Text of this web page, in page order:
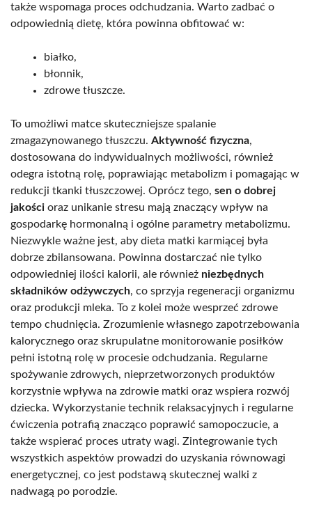
także wspomaga proces odchudzania. Warto zadbać o
odpowiednią dietę, która powinna obfitować w:
białko,
błonnik,
zdrowe tłuszcze.
To umożliwi matce skuteczniejsze spalanie
zmagazynowanego tłuszczu. Aktywność fizyczna,
dostosowana do indywidualnych możliwości, również
odegra istotną rolę, poprawiając metabolizm i pomagając w
redukcji tkanki tłuszczowej. Oprócz tego, sen o dobrej
jakości oraz unikanie stresu mają znaczący wpływ na
gospodarkę hormonalną i ogólne parametry metabolizmu.
Niezwykle ważne jest, aby dieta matki karmiącej była
dobrze zbilansowana. Powinna dostarczać nie tylko
odpowiedniej ilości kalorii, ale również niezbędnych
składników odżywczych, co sprzyja regeneracji organizmu
oraz produkcji mleka. To z kolei może wesprzeć zdrowe
tempo chudnięcia. Zrozumienie własnego zapotrzebowania
kalorycznego oraz skrupulatne monitorowanie posiłków
pełni istotną rolę w procesie odchudzania. Regularne
spożywanie zdrowych, nieprzetworzonych produktów
korzystnie wpływa na zdrowie matki oraz wspiera rozwój
dziecka. Wykorzystanie technik relaksacyjnych i regularne
ćwiczenia potrafią znacząco poprawić samopoczucie, a
także wspierać proces utraty wagi. Zintegrowanie tych
wszystkich aspektów prowadzi do uzyskania równowagi
energetycznej, co jest podstawą skutecznej walki z
nadwagą po porodzie.